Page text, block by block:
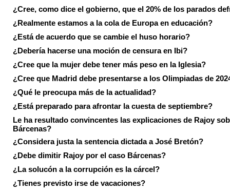
¿Cree, como dice el gobierno, que el 20% de los parados
¿Realmente estamos a la cola de Europa en educación?
¿Está de acuerdo que se cambie el huso horario?
¿Debería hacerse una moción de censura en Ibi?
¿Cree que la mujer debe tener más peso en la Iglesia?
¿Cree que Madrid debe presentarse a los Olimpiadas de
¿Qué le preocupa más de la actualidad?
¿Está preparado para afrontar la cuesta de septiembre?
Le ha resultado convincentes las explicaciones de Rajoy
Bárcenas?
¿Considera justa la sentencia dictada a José Bretón?
¿Debe dimitir Rajoy por el caso Bárcenas?
¿La solucón a la corrupción es la cárcel?
¿Tienes previsto irse de vacaciones?